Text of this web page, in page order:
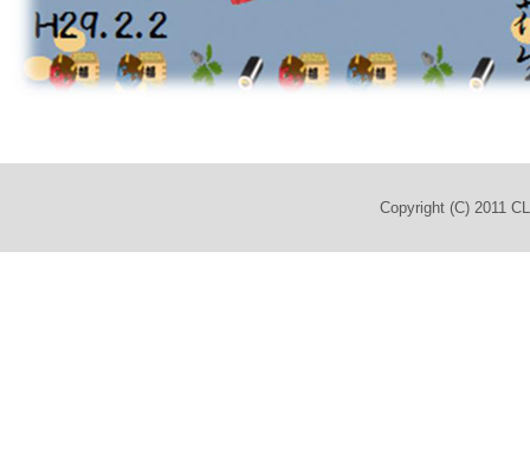
Copyright (C) 2011